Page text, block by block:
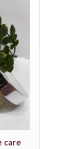
care